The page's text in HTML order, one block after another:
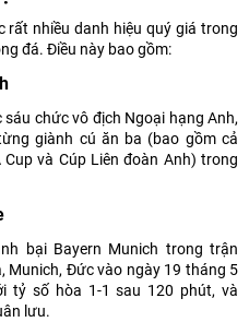
rất nhiều danh hiệu quý giá trong
đá. Điều này bao gồm:
chức vô địch Ngoại hạng Anh,
giành cú ăn ba (bao gồm cả
và Cúp Liên đoàn Anh) trong
bại Bayern Munich trong trận
Munich, Đức vào ngày 19 tháng 5
tỷ số hòa 1-1 sau 120 phút, và
lưu.